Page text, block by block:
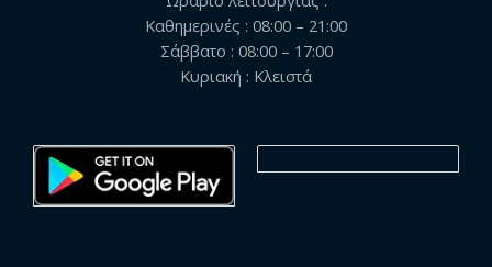
Καθημερινές : 08:00 – 21:00
Σάββατο : 08:00 – 17:00
Κυριακή : Κλειστά